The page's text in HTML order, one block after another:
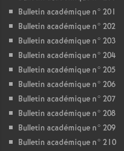
Bulletin académique n° 201
Bulletin académique n° 202
Bulletin académique n° 203
Bulletin académique n° 204
Bulletin académique n° 205
Bulletin académique n° 206
Bulletin académique n° 207
Bulletin académique n° 208
Bulletin académique n° 209
Bulletin académique n° 210